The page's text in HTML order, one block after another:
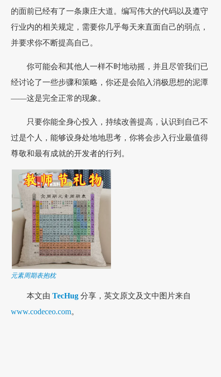
的面前已经有了一条康庄大道。编写伟大的代码以及遵守
行业内的相关规定，需要你几乎每天来直面自己的弱点，
并要求你不断提高自己。
你可能会和其他人一样不时地动摇，并且尽管我们已
经讨论了一些步骤和策略，你还是会陷入消极思想的泥潭
——这是完全正常的现象。
只要你能全身心投入，持续改善提高，认识到自己不
过是个人，能够设身处地地思考，你将会步入行业最值得
尊敬和最有成就的开发者的行列。
元素周期表抱枕
本文由TecHug 分享，英文原文及文中图片来自
www.codeceo.com。